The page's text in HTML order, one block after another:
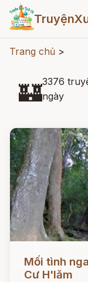
Trang chủ >
🏰3376
ngày
Đọc ngay
Mối tình
Cư H'lăm